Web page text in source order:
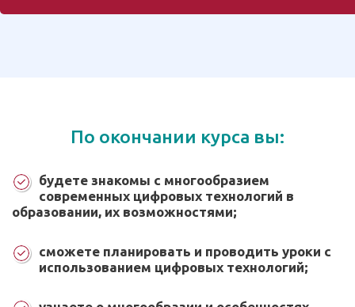
По окончании курса вы:
будете знакомы с многообразием
современных цифровых технологий в
образовании, их возможностями;
сможете планировать и проводить уроки с
использованием цифровых технологий;